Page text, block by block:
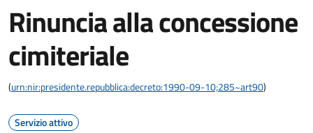
Rinuncia alla concessione
cimiteriale
(urn:nir:presidente.repubblica:decreto:1990-09-10;285~art90)
Servizio attivo